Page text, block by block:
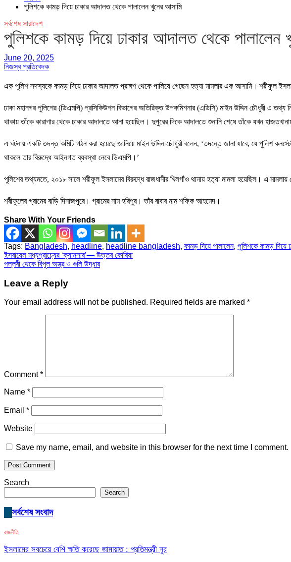
পুলিশকে কামড় দিয়ে ঢাকার আদালত থেকে পালালেন খুনের আসামি
সর্বশেষ সারাদেশ
পুলিশকে কামড় দিয়ে ঢাকার আদালত থেকে পালালেন
June 20, 2025
নিজস্ব প্রতিবেদক
এক পুলিশ সদস্যকে কামড় দিয়ে ঢাকার আদালত প্রাঙ্গণ থেকে পালিয়ে গেছেন হত্যা মামলার এক আসামি। শরীফুল
ঢাকা মহানগর পুলিশের (ডিএমপি) প্রসিকিউশন বিভাগের অতিরিক্ত উপকমিশনার (এডিসি) মাইন উদ্দিন চৌধুরী এ তথ্য
থাকায় তাঁকে কারাগার থেকে ঢাকার আদালতে আনা হয়েছিল। দুপুরের দিকে আদালতে শুনানি শেষে তাঁকে যখন
এ ঘটনায় একটি তদন্ত কমিটি গঠন করা হয়েছে জানিয়ে মাইন উদ্দিন চৌধুরী বলেন, ‘তদন্তে জানা যাবে, যে পুলিশ
থাকলে তার বিরুদ্ধে আইনগত ব্যবস্থা নেবে ডিএমপি।’
পুলিশের তথ্যমতে, ২০১৮ সালে শরীফুল ইসলামের বিরুদ্ধে রাজধানীর খিলগাঁও থানায় হত্যা মামলা হয়েছিল। এ মামলায়
শরীফুলের গ্রামের বাড়ি দিনাজপুরে। গ্রামের নাম হরিপুর। তাঁর বাবার নাম শফিক আহমেদ।
Share With Your Friends
Tags: Bangladesh, headline, headline bangladesh, কামড় দিয়ে পালালেন, পুলিশকে কামড় দিয়ে
Post
navigation
ইসরায়েল মধ্যপ্রাচ্যের ‘ক্যানসার’— উত্তর কোরিয়া
পল্লবী থেকে বিপুল অস্ত্র ও গুলি উদ্ধার
Leave a Reply
Your email address will not be published. Required fields are marked *
Comment*
Name *
Email *
Website
Save my name, email, and website in this browser for the next time I comment.
Search
Search
সর্বশেষ সংবাদ
রাজনীতি
ইসলামের সবচেয়ে বেশি ক্ষতি করেছে জামায়াত : প্রতিমন্ত্রী নুর